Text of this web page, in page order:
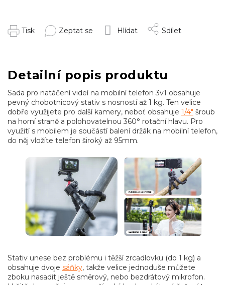
Tisk Zeptat se Hlídat Sdílet
Detailní popis produktu
Sada pro natáčení videí na mobilní telefon 3v1 obsahuje
pevný chobotnicový stativ s nosností až 1 kg. Ten velice
dobře využijete pro další kamery, neboť obsahuje 1/4" šroub
na horní straně a polohovatelnou 360° rotační hlavu. Pro
využití s mobilem je součástí balení držák na mobilní telefon,
do něj vložíte telefon široký až 95mm.
Stativ unese bez problému i těžší zrcadlovku (do 1 kg) a
obsahuje dvoje sáňky, takže velice jednoduše můžete
zboku nasadit ještě směrový, nebo bezdrátový mikrofon.